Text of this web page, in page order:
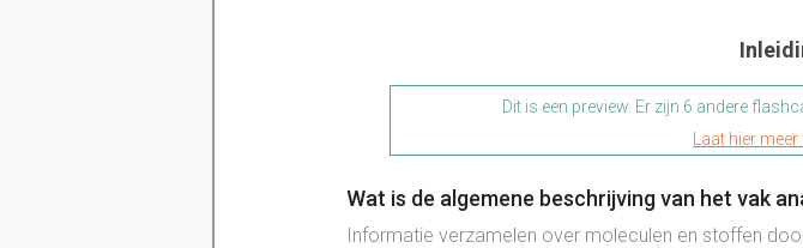
Dit is een preview. Er zijn 6 andere
Laat hier
Wat is de algemene beschrijving van het vak
Informatie verzamelen over moleculen en stoffen